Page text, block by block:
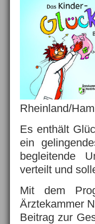
Rheinland/
Es enthält
ein
begleitende
verteilt und
Mit dem
Ärztekammer
Beitrag zur